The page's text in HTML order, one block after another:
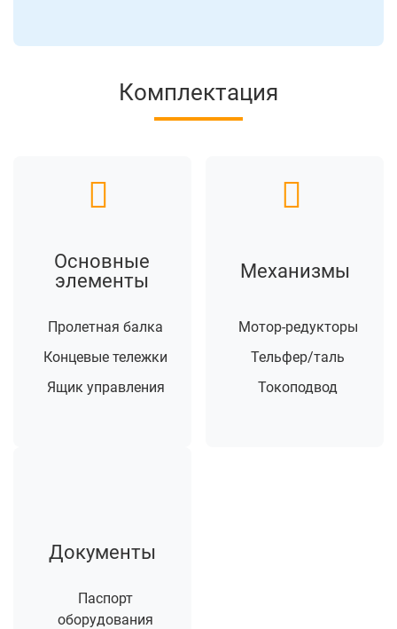
Комплектация
Основные
элементы
Пролетная балка
Концевые тележки
Ящик управления
Механизмы
Мотор-редукторы
Тельфер/таль
Токоподвод
Документы
Паспорт
оборудования